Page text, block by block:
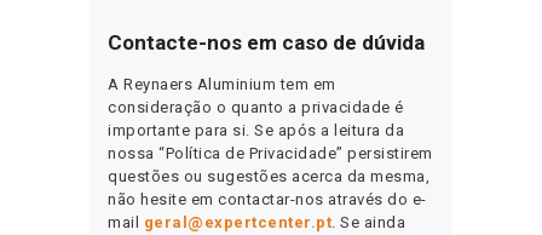
Contacte-nos em caso de dúvida
A Reynaers Aluminium tem em
consideração o quanto a privacidade é
importante para si. Se após a leitura da
nossa “Política de Privacidade” persistirem
questões ou sugestões acerca da mesma,
não hesite em contactar-nos através do e-
mail geral@expertcenter.pt. Se ainda